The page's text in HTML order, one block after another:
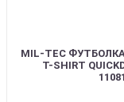
MIL-TEC
T-SHIRT